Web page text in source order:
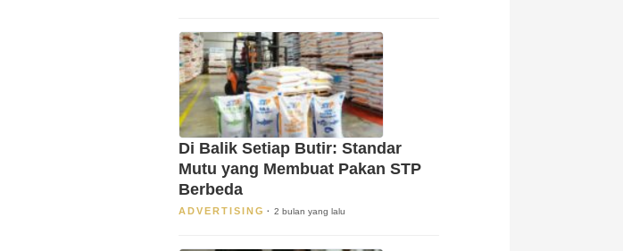
Di Balik Setiap Butir: Standar
Mutu yang Membuat Pakan STP
Berbeda
ADVERTISING 2 bulan yang lalu